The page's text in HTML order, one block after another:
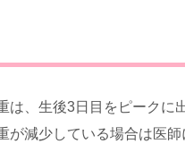
は、生後3日目をピークに
が減少している場合は医師